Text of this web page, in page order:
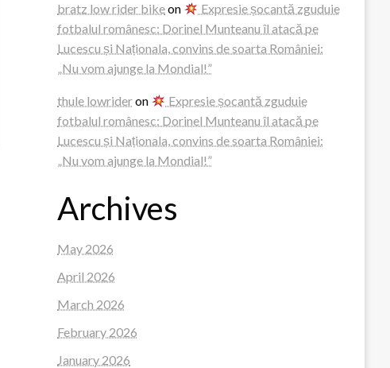
bratz low rider bikeon
Expresie șocantă zguduie
fotbalul românesc: Dorinel Munteanu îl atacă pe
Lucescu și Naționala, convins de soarta României:
„Nu vom ajunge la Mondial!”
thule lowrideron
Expresie șocantă zguduie
fotbalul românesc: Dorinel Munteanu îl atacă pe
Lucescu și Naționala, convins de soarta României:
„Nu vom ajunge la Mondial!”
Archives
May 2026
April 2026
March 2026
February 2026
January 2026